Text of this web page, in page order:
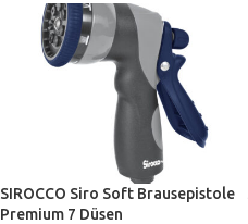
SIROCCO Siro Soft Brausepistole
Premium 7 Düsen